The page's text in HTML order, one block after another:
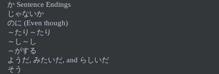
か Sentence Endings
じゃないか
のに (Even though)
～たり～たり
～し～し
～がする
ようだ, みたいだ, and らしいだ
そう